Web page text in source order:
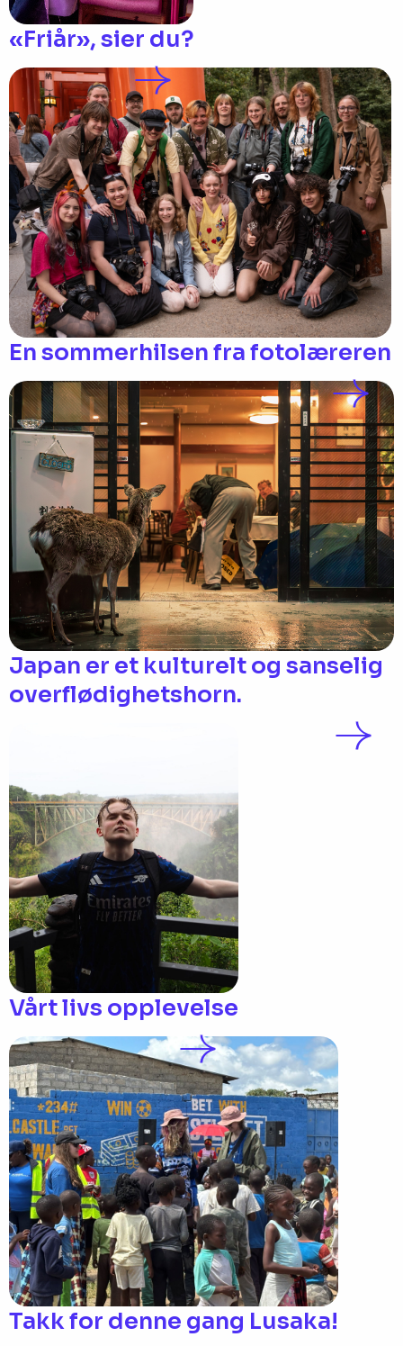
«Friår», sier du?
En sommerhilsen fra fotolæreren
Japan er et kulturelt og sanselig
overflødighetshorn.
Vårt livs opplevelse
Takk for denne gang Lusaka!